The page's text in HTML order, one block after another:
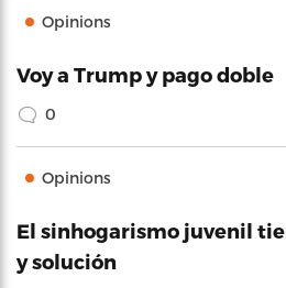
Opinions
Voy a Trump y pago doble
0
Opinions
El sinhogarismo juvenil
y solución